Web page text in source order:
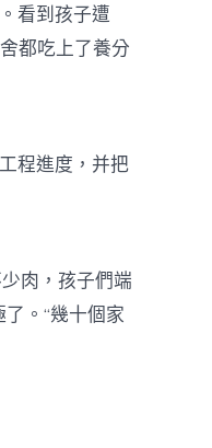
看到孩子遭
都吃上了養分
程進度，并把
肉，孩子們端
了。“幾十個家